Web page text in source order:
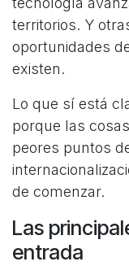
territorios. Y
oportunidades
existen.
Lo que sí está
porque las
peores puntos
de comenzar.
Las
entrada